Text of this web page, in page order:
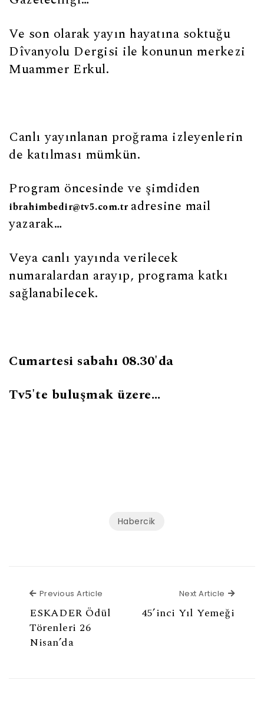
Ve son olarak yayın hayatına soktuğu
Dîvanyolu Dergisi ile konunun merkezi
Muammer Erkul.
Canlı yayınlanan proğrama izleyenlerin
de katılması mümkün.
Program öncesinde ve şimdiden
ibrahimbedir@tv5.com.tr adresine mail
yazarak…
Veya canlı yayında verilecek
numaralardan arayıp, programa katkı
sağlanabilecek.
Cumartesi sabahı 08.30'da
Tv5'te buluşmak üzere…
Habercik
Previous Article
ESKADER Ödül
Törenleri 26
Nisan’da
Next Article Next
45’inci Yıl Yemeği